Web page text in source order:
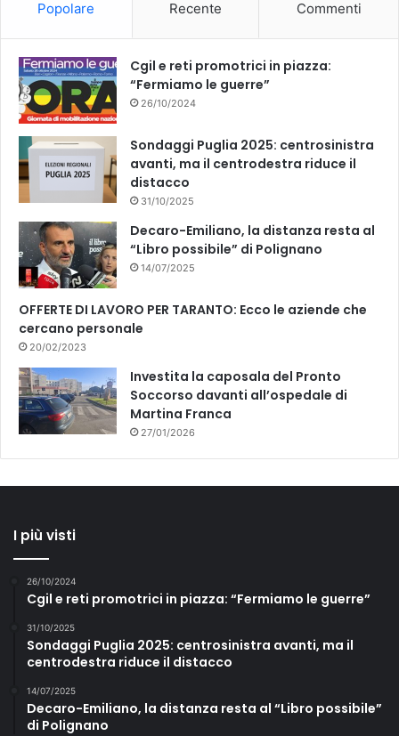
k
Popolare Recente Commenti
Cgil e reti promotrici in piazza:
“Fermiamo le guerre”
26/10/2024
Sondaggi Puglia 2025: centrosinistra
avanti, ma il centrodestra riduce il
distacco
31/10/2025
Decaro-Emiliano, la distanza resta al
“Libro possibile” di Polignano
14/07/2025
OFFERTE DI LAVORO PER TARANTO: Ecco le aziende che
cercano personale
20/02/2023
Investita la caposala del Pronto
Soccorso davanti all’ospedale di
Martina Franca
27/01/2026
I più visti
26/10/2024
Cgil e reti promotrici in piazza: “Fermiamo le guerre”
31/10/2025
Sondaggi Puglia 2025: centrosinistra avanti, ma il
centrodestra riduce il distacco
14/07/2025
Decaro-Emiliano, la distanza resta al “Libro possibile”
di Polignano